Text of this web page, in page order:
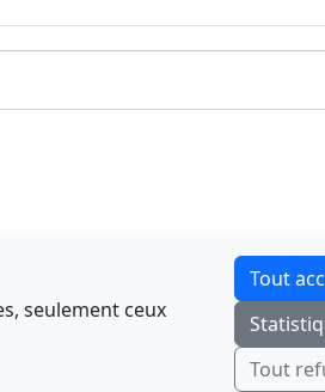
F-Droid·
seulement ceux
Tout
Tout